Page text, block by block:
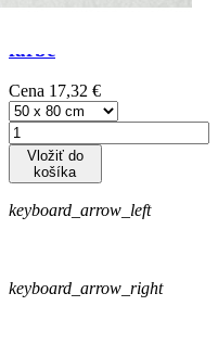
farbe
Cena 17,32 €
Vložiť do
košíka
keyboard_arrow_left
keyboard_arrow_right